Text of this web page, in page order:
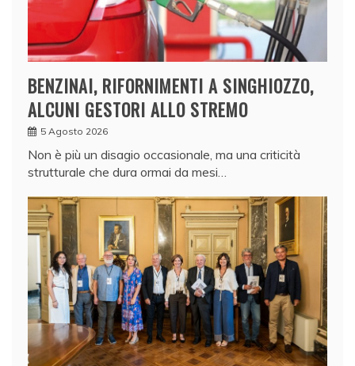
BENZINAI, RIFORNIMENTI A SINGHIOZZO,
ALCUNI GESTORI ALLO STREMO
5 Agosto 2026
Non è più un disagio occasionale, ma una criticità
strutturale che dura ormai da mesi…